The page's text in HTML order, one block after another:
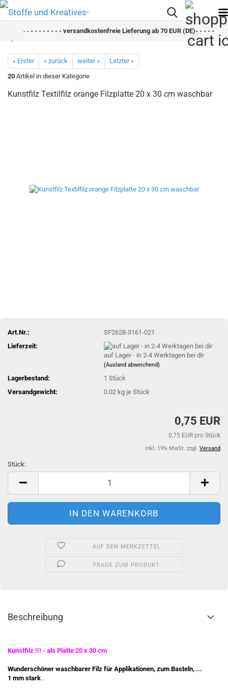
- - - - - - - - versandkostenfreie Lieferung ab 70 EUR (DE)- - - - - - - -
« Erster « zurück weiter »
Letzter »
20 Artikel in dieser Kategorie
Kunstfilz Textilfilz orange Filzplatte 20 x 30 cm waschbar
Art.Nr.:
SF2628-3161-021
Lieferzeit:
auf Lager - in 2-4 Werktagen bei dir
(Ausland abweichend)
Lagerbestand: 1Stück
Versandgewicht:
0.02 kg je Stück
0,75 EUR
0,75 EUR pro Stück
inkl. 19% MwSt. zzgl. Versand
Stück:
Stück
AUF DEN MERKZETTEL
FRAGE ZUM PRODUKT
Beschreibung
Kunstfilz !!! - als Platte 20 x 30 cm
Wunderschöner waschbarer Filz für Applikationen, zum Basteln, ...
1 mm stark .